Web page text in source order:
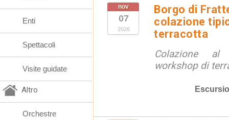
nov
07
2026
Borgo di
colazione
terracotta
Colazione al
workshop di
Enti
Spettacoli
Visite guidate
Altro
Orchestre